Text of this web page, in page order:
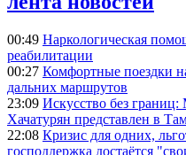
00:49 Наркологическая
реабилитации
00:27 Комфортные поездки
дальних маршрутов
23:09 Искусство без
Хачатурян представлен в
22:08 Кризис для одних,
господдержка достаётся